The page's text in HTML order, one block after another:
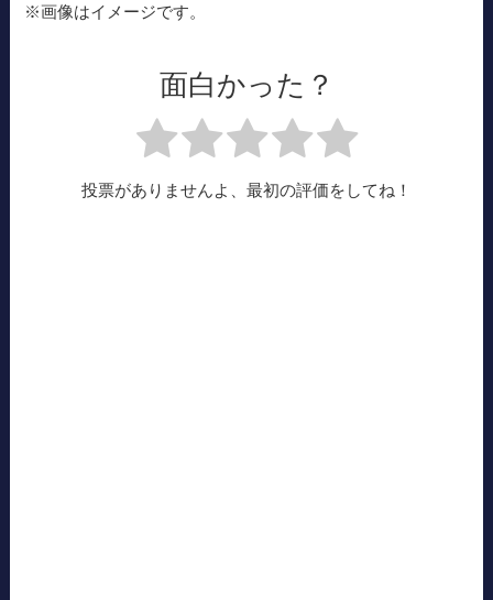
※画像はイメージです。
面白かった？
投票がありませんよ、最初の評価をしてね！